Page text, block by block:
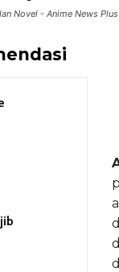
Novel - Anime News Plus